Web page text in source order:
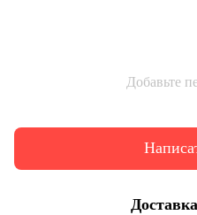
Добавьте
Доставка